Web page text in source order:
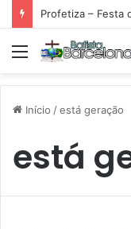
Profetiza – Festa
Menu
Início /está geração
está